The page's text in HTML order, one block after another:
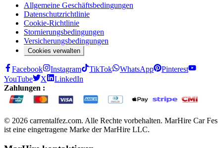
Allgemeine Geschäftsbedingungen
Datenschutzrichtlinie
Cookie-Richtlinie
Stornierungsbedingungen
Versicherungsbedingungen
Cookies verwalten
Facebook Instagram TikTok WhatsApp
Pinterest
YouTube
X
LinkedIn
Zahlungen :
© 2026 carrentalfez.com. Alle Rechte vorbehalten. MarHire Car Fes
ist eine eingetragene Marke der MarHire LLC.